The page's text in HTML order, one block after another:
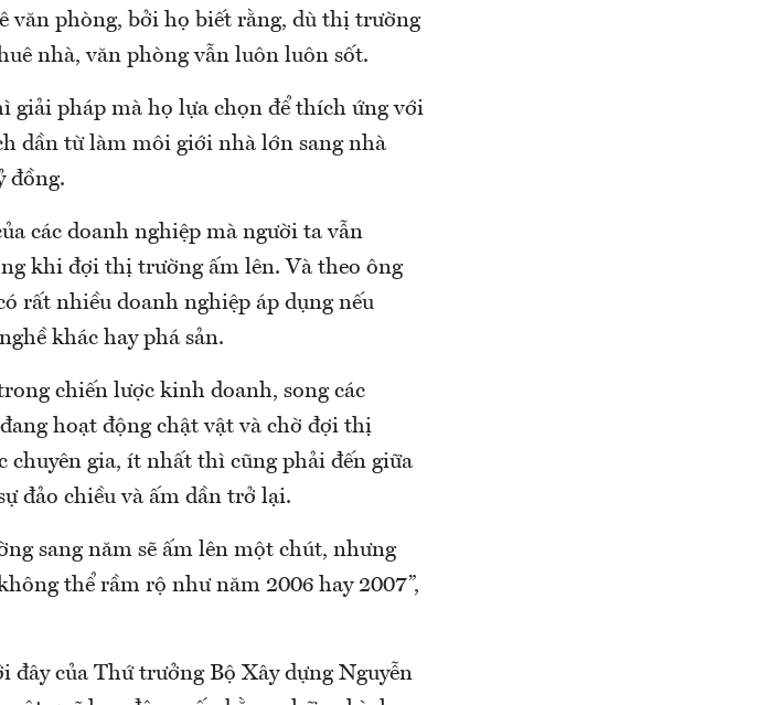
văn phòng, bởi họ biết rằng, dù thị trường
nhà, văn phòng vẫn luôn luôn sốt.
giải pháp mà họ lựa chọn để thích ứng với
dần từ làm môi giới nhà lớn sang nhà
đồng.
các doanh nghiệp mà người ta vẫn
khi đợi thị trường ấm lên. Và theo ông
rất nhiều doanh nghiệp áp dụng nếu
khác hay phá sản.
chiến lược kinh doanh, song các
hoạt động chật vật và chờ đợi thị
chuyên gia, ít nhất thì cũng phải đến giữa
đảo chiều và ấm dần trở lại.
sang năm sẽ ấm lên một chút, nhưng
thể rầm rộ như năm 2006 hay 2007”,
đây của Thứ trưởng Bộ Xây dựng Nguyễn